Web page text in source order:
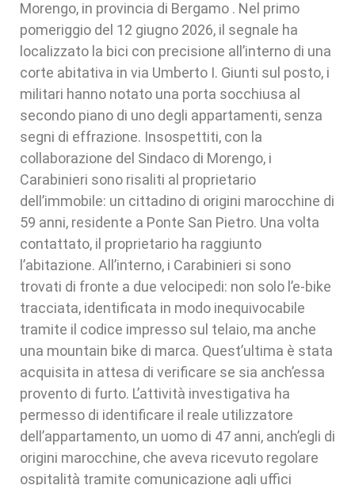
Morengo, in provincia di Bergamo . Nel primo
pomeriggio del 12 giugno 2026, il segnale ha
localizzato la bici con precisione all’interno di una
corte abitativa in via Umberto I. Giunti sul posto, i
militari hanno notato una porta socchiusa al
secondo piano di uno degli appartamenti, senza
segni di effrazione. Insospettiti, con la
collaborazione del Sindaco di Morengo, i
Carabinieri sono risaliti al proprietario
dell’immobile: un cittadino di origini marocchine di
59 anni, residente a Ponte San Pietro. Una volta
contattato, il proprietario ha raggiunto
l’abitazione. All’interno, i Carabinieri si sono
trovati di fronte a due velocipedi: non solo l’e-bike
tracciata, identificata in modo inequivocabile
tramite il codice impresso sul telaio, ma anche
una mountain bike di marca. Quest’ultima è stata
acquisita in attesa di verificare se sia anch’essa
provento di furto. L’attività investigativa ha
permesso di identificare il reale utilizzatore
dell’appartamento, un uomo di 47 anni, anch’egli di
origini marocchine, che aveva ricevuto regolare
ospitalità tramite comunicazione agli uffici